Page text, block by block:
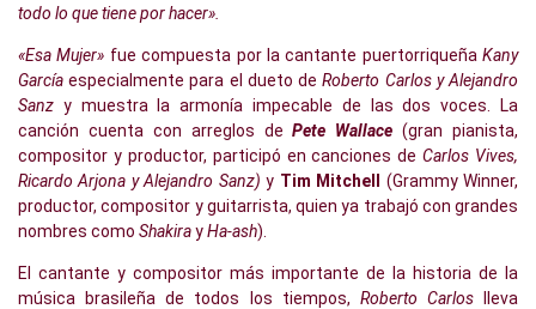
todo lo que tiene por hacer».
«Esa Mujer» fue compuesta por la cantante puertorriqueña Kany
García especialmente para el dueto deRoberto Carlos y Alejandro
Sanz y muestra la armonía impecable de las dos voces. La
canción cuenta con arreglos dePete Wallace (gran pianista,
compositor y productor, participó en canciones deCarlos Vives,
Ricardo Arjona y Alejandro Sanz) y Tim Mitchell (Grammy Winner,
productor, compositor y guitarrista, quien ya trabajó con grandes
nombres como ShakirayHa-ash).
El cantante y compositor más importante de la historia de la
música brasileña de todos los tiempos, Roberto Carloslleva